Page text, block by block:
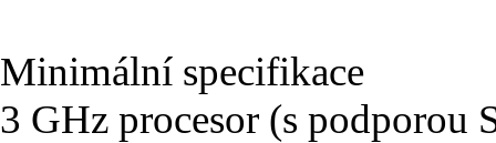
Minimální specifikace
3 GHz procesor (s podporou